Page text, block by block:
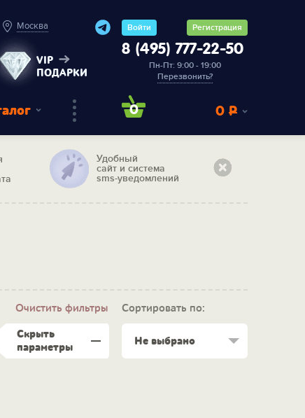
Москва
VIP
ПОДАРКИ
Войти Регистрация
8 (495) 777-22-50
Пн-Пт: 9:00 - 19:00
Перезвонить?
0 0 Р
Удобный
сайт и система
sms-уведомлений
Очистить фильтры Сортировать по:
Скрыть
параметры
Не выбрано